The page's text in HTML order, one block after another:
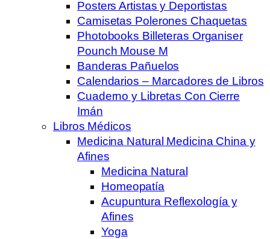
Posters Artistas y Deportistas
Camisetas Polerones Chaquetas
Photobooks Billeteras Organiser
Pounch Mouse M
Banderas Pañuelos
Calendarios – Marcadores de Libros
Cuaderno y Libretas Con Cierre
Imán
Libros Médicos
Medicina Natural Medicina China y
Afines
Medicina Natural
Homeopatía
Acupuntura Reflexología y
Afines
Yoga